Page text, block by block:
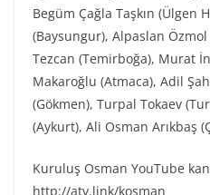
Begüm Çağla Taşkın (Ülgen
(Baysungur), Alpaslan
Tezcan (Temirboğa), Murat
Makaroğlu (Atmaca), Adil
(Gökmen), Turpal Tokaev
(Aykurt), Ali Osman Arıkbaş
Kuruluş Osman YouTube
http://atv.link/kosman